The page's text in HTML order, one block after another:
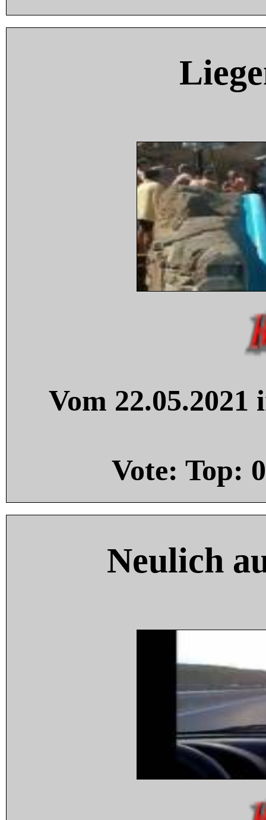
Vom
Vote: Top: 0
Neulich